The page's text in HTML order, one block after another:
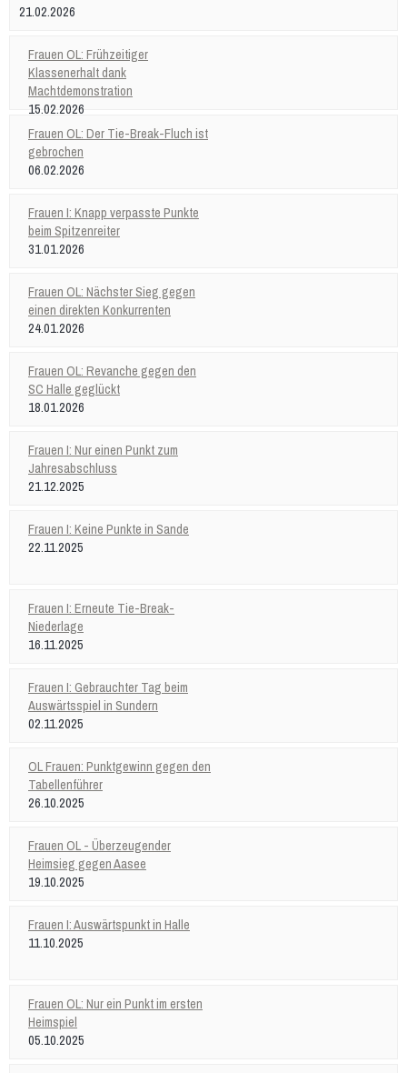
21.02.2026
Frauen OL: Frühzeitiger
Klassenerhalt dank
Machtdemonstration
15.02.2026
Frauen OL: Der Tie-Break-Fluch ist
gebrochen
06.02.2026
Frauen I: Knapp verpasste Punkte
beim Spitzenreiter
31.01.2026
Frauen OL: Nächster Sieg gegen
einen direkten Konkurrenten
24.01.2026
Frauen OL: Revanche gegen den
SC Halle geglückt
18.01.2026
Frauen I: Nur einen Punkt zum
Jahresabschluss
21.12.2025
Frauen I: Keine Punkte in Sande
22.11.2025
Frauen I: Erneute Tie-Break-
Niederlage
16.11.2025
Frauen I: Gebrauchter Tag beim
Auswärtsspiel in Sundern
02.11.2025
OL Frauen: Punktgewinn gegen den
Tabellenführer
26.10.2025
Frauen OL - Überzeugender
Heimsieg gegen Aasee
19.10.2025
Frauen I: Auswärtspunkt in Halle
11.10.2025
Frauen OL: Nur ein Punkt im ersten
Heimspiel
05.10.2025